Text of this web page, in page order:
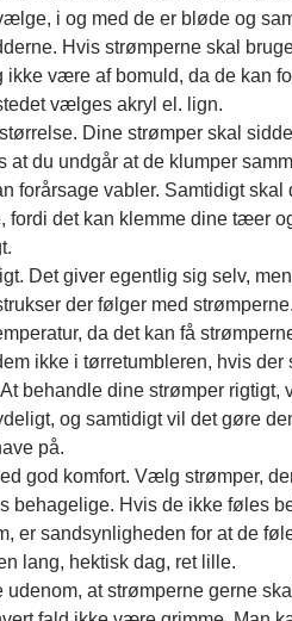
i og med de er bløde og
Hvis strømperne skal
ikke være af bomuld, da de kan
vælges akryl el. lign.
Dine strømper skal
at du undgår at de klumper
forårsage vabler. Samtidigt skal
fordi det kan klemme dine tæer
Det giver egentlig sig selv,
der følger med
da det kan få
ikke i tørretumbleren, hvis der
behandle dine strømper rigtigt,
og samtidigt vil det gøre
på.
god komfort. Vælg strømper,
behagelige. Hvis de ikke føles
er sandsynligheden for at de
lang, hektisk dag, ret lille.
udenom, at strømperne gerne